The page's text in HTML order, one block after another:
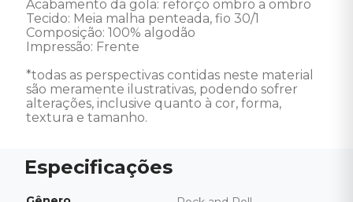
Acabamento da gola: reforço ombro a ombro
Tecido: Meia malha penteada, fio 30/1
Composição: 100% algodão
Impressão: Frente
*todas as perspectivas contidas neste material
são meramente ilustrativas, podendo sofrer
alterações, inclusive quanto à cor, forma,
textura e tamanho.